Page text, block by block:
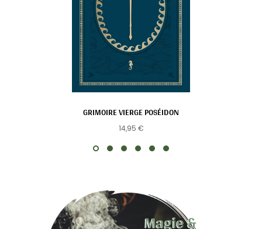
GRIMOIRE VIERGE POSÉIDON
14,95 €